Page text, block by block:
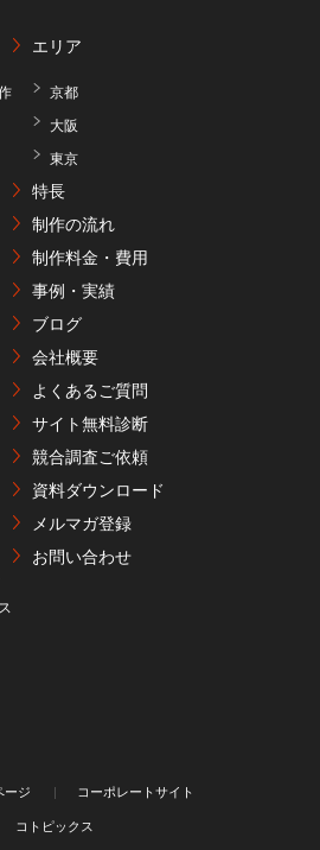
エリア
京都
大阪
東京
特長
制作の流れ
制作料金・費用
事例・実績
ブログ
会社概要
よくあるご質問
サイト無料診断
競合調査ご依頼
資料ダウンロード
メルマガ登録
お問い合わせ
ージ コーポレートサイト
コトピックス